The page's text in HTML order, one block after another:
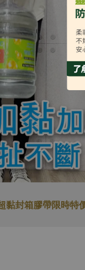
黏封箱膠帶限時特